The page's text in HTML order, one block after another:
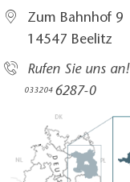
Zum Bahnhof 9
14547 Beelitz
Rufen Sie uns an!
033204 6287-0